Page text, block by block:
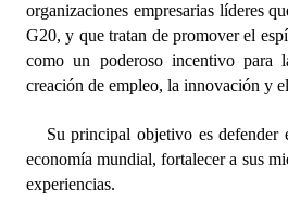
Proyectos Presentados
Dictámenes Asesoría Letrada
Informes de Unidad Coordinadora
organizaciones empresarias líderes
G20, y que tratan de promover el
como un poderoso incentivo para
creación de empleo, la innovación y
Su principal objetivo es defender
economía mundial, fortalecer a sus
experiencias.